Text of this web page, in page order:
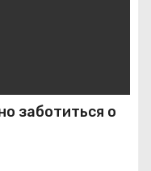
заботиться о